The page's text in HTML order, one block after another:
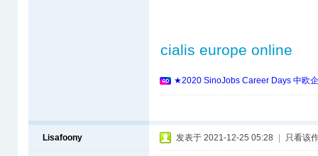
cialis europe online
★2020 SinoJobs Career Days 中欧
Lisafoony 发表于 2021-12-25 05:28 只看该